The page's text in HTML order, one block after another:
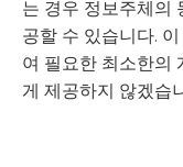
는 경우 정보주체의
공할 수 있습니다.
여 필요한 최소한의
게 제공하지 않겠습